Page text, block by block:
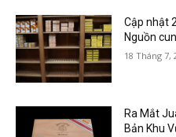
Cập nhật
Nguồn
18 Tháng 7,
Ra Mắt
Bản Khu